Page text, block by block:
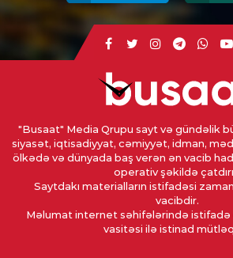
"Busaat" Media Qrupu sayt və gündəlik
siyasət, iqtisadiyyat, cəmiyyət, idman,
ölkədə və dünyada baş verən ən vacib
operativ şəkildə
Saytdakı materialların istifadəsi
vacibdir.
Məlumat internet səhifələrində
vasitəsi ilə istinad